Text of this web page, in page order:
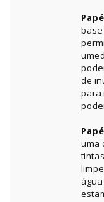
de
para
uma